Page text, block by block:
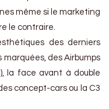
même si le marketing
le contraire.
des derniers
des Airbumps
la face avant à double
concept-cars ou la C3